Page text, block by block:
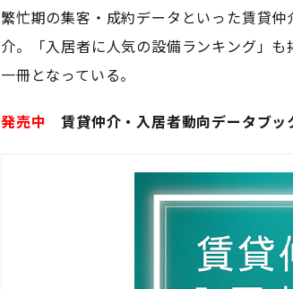
繁忙期の集客・成約データといった賃貸
介。「入居者に人気の設備ランキング」
一冊となっている。
発売中賃貸仲介・入居者動向データブッ